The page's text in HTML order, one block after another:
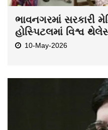
ભાવનગરમાં સરકારી
હોસ્પિટલમાં વિશ્વ
10-May-2026